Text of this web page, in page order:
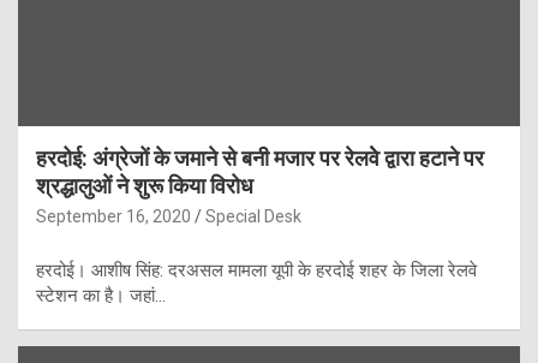
हरदोई: अंग्रेजों के जमाने से बनी मजार पर रेलवेे द्वारा हटाने पर
श्रद्धालुओं ने शुरू किया विरोध
September 16, 2020 Special Desk
हरदोई। आशीष सिंह: दरअसल मामला यूपी के हरदोई शहर के जिला रेलवे
स्टेशन का है। जहां…